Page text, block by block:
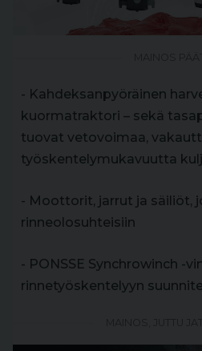
- Kahdeksanpyöräinen
kuormatraktori – sekä
tuovat vetovoimaa,
työskentelymukavuutta
- Moottorit, jarrut ja säiliöt,
rinneolosuhteisiin
- PONSSE Synchrowinch -
rinnetyöskentelyyn